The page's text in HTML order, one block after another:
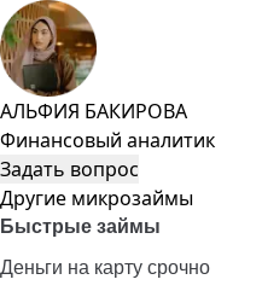
АЛЬФИЯ БАКИРОВА
Финансовый аналитик
Задать вопрос
Другие микрозаймы
Быстрые займы
Деньги на карту срочно